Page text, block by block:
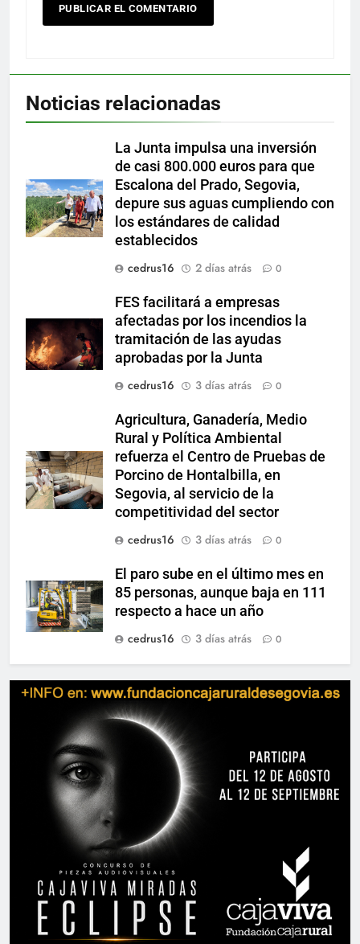
Noticias relacionadas
La Junta impulsa una inversión
de casi 800.000 euros para que
Escalona del Prado, Segovia,
depure sus aguas cumpliendo con
los estándares de calidad
establecidos
cedrus16
2 días atrás 0
FES facilitará a empresas
afectadas por los incendios la
tramitación de las ayudas
aprobadas por la Junta
cedrus16
3 días atrás 0
Agricultura, Ganadería, Medio
Rural y Política Ambiental
refuerza el Centro de Pruebas de
Porcino de Hontalbilla, en
Segovia, al servicio de la
competitividad del sector
cedrus16
3 días atrás 0
El paro sube en el último mes en
85 personas, aunque baja en 111
respecto a hace un año
cedrus16
3 días atrás 0